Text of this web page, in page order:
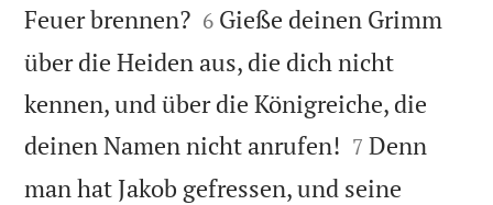
Feuer brennen?
6 Gieße deinen Grimm
über die Heiden aus, die dich nicht
kennen, und über die Königreiche, die
deinen Namen nicht anrufen! 

7 Denn
man hat Jakob gefressen, und seine